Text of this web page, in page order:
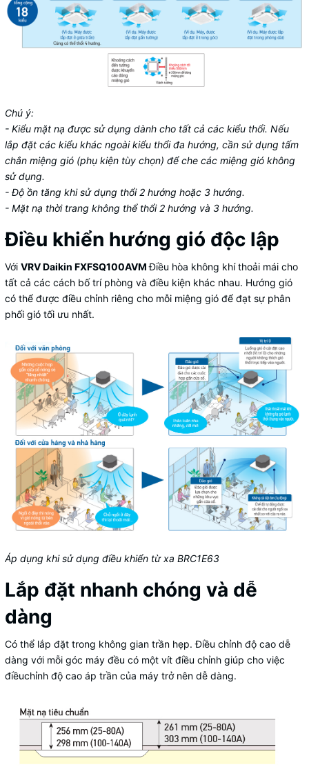
Chú ý:
- Kiểu mặt nạ được sử dụng dành cho tất cả các kiểu thổi. Nếu
lắp đặt các kiểu khác ngoài kiểu thổi đa hướng, cần sử dụng tấm
chắn miệng gió (phụ kiện tùy chọn) để che các miệng gió không
sử dụng.
- Độ ồn tăng khi sử dụng thổi 2 hướng hoặc 3 hướng.
- Mặt nạ thời trang không thể thổi 2 hướng và 3 hướng.
Điều khiển hướng gió độc lập
Với VRV Daikin FXFSQ100AVMĐiều hòa không khí thoải mái cho
tất cả các cách bố trí phòng và điều kiện khác nhau. Hướng gió
có thể được điều chỉnh riêng cho mỗi miệng gió để đạt sự phân
phối gió tối ưu nhất.
Áp dụng khi sử dụng điều khiển từ xa BRC1E63
Lắp đặt nhanh chóng và dễ
dàng
Có thể lắp đặt trong không gian trần hẹp. Điều chỉnh độ cao dễ
dàng với mỗi góc máy đều có một vít điều chỉnh giúp cho việc
điềuchỉnh độ cao áp trần của máy trở nên dễ dàng.